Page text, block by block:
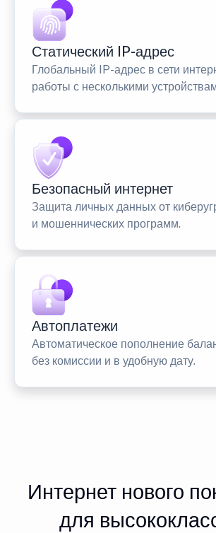
Статический IP-адрес
Глобальный IP-адрес в сети
работы с несколькими
Безопасный интернет
Защита личных данных от
и мошеннических программ.
Автоплатежи
Автоматическое пополнение
без комиссии и в удобную дату.
Интернет нового
для